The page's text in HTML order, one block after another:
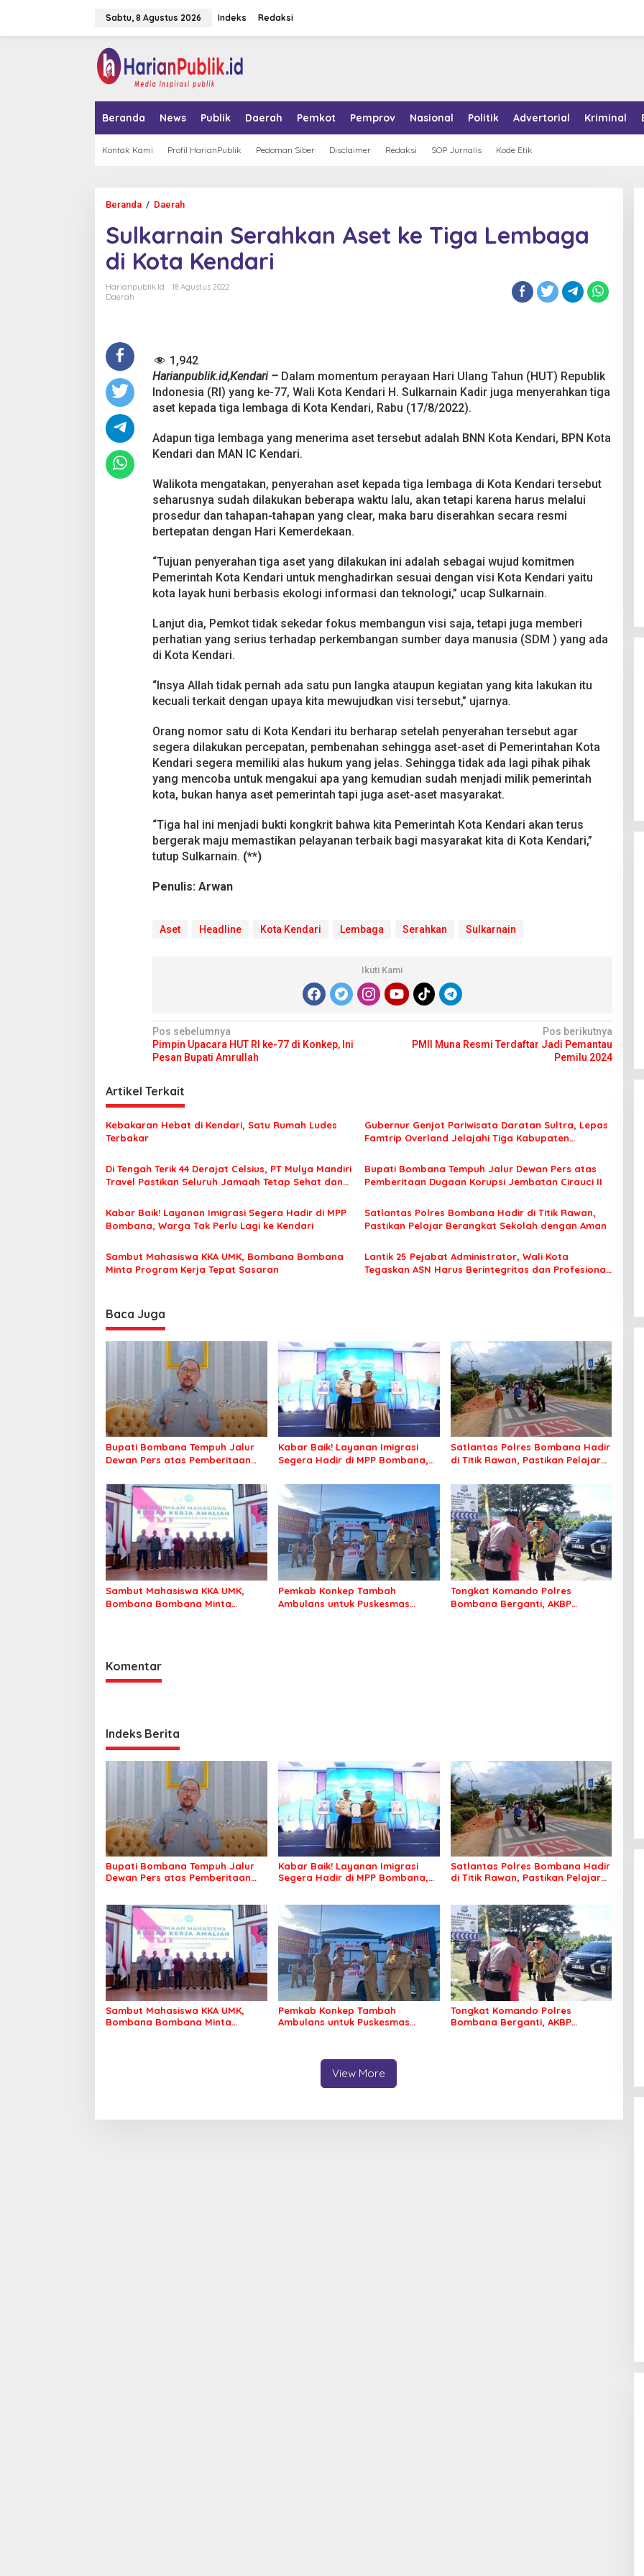
Sabtu, 8 Agustus 2026 Indeks Redaksi
Beranda News Publik Daerah Pemkot Pemprov Nasional Politik Advertorial Kriminal
Kontak Kami Profil HarianPublik Pedoman Siber Disclaimer Redaksi SOP Jurnalis Kode Etik
Beranda / Daerah
l
k
r
a
h
k
a
A
s
k
e
T
i
L
e
m
a
a
d
K
o
K
e
n
d
r
Sulkarnain Serahkan Aset ke Tiga Lembaga
di Kota Kendari
Harianpublik.id
18 Agustus 2022
Daerah
1,942
Harianpublik.id,Kendari – Dalam momentum perayaan Hari Ulang Tahun (HUT) Republik
Indonesia (RI) yang ke-77, Wali Kota Kendari H. Sulkarnain Kadir juga menyerahkan tiga
aset kepada tiga lembaga di Kota Kendari, Rabu (17/8/2022).
Adapun tiga lembaga yang menerima aset tersebut adalah BNN Kota Kendari, BPN Kota
Kendari dan MAN IC Kendari.
Walikota mengatakan, penyerahan aset kepada tiga lembaga di Kota Kendari tersebut
seharusnya sudah dilakukan beberapa waktu lalu, akan tetapi karena harus melalui
prosedur dan tahapan-tahapan yang clear, maka baru diserahkan secara resmi
bertepatan dengan Hari Kemerdekaan.
“Tujuan penyerahan tiga aset yang dilakukan ini adalah sebagai wujud komitmen
Pemerintah Kota Kendari untuk menghadirkan sesuai dengan visi Kota Kendari yaitu
kota layak huni berbasis ekologi informasi dan teknologi,” ucap Sulkarnain.
Lanjut dia, Pemkot tidak sekedar fokus membangun visi saja, tetapi juga memberi
perhatian yang serius terhadap perkembangan sumber daya manusia (SDM ) yang ada
di Kota Kendari.
“Insya Allah tidak pernah ada satu pun langka ataupun kegiatan yang kita lakukan itu
kecuali terkait dengan upaya kita mewujudkan visi tersebut,” ujarnya.
Orang nomor satu di Kota Kendari itu berharap setelah penyerahan tersebut agar
segera dilakukan percepatan, pembenahan sehingga aset-aset di Pemerintahan Kota
Kendari segera memiliki alas hukum yang jelas. Sehingga tidak ada lagi pihak pihak
yang mencoba untuk mengakui apa yang kemudian sudah menjadi milik pemerintah
kota, bukan hanya aset pemerintah tapi juga aset-aset masyarakat.
“Tiga hal ini menjadi bukti kongkrit bahwa kita Pemerintah Kota Kendari akan terus
bergerak maju memastikan pelayanan terbaik bagi masyarakat kita di Kota Kendari,”
tutup Sulkarnain. (**)
Penulis: Arwan
Aset Headline Kota Kendari Lembaga Serahkan Sulkarnain
Ikuti Kami
N
a
i
g
a
i
o
s
Pos sebelumnya
Pimpin Upacara HUT RI ke-77 di Konkep, Ini
Pesan Bupati Amrullah
Pos berikutnya
PMII Muna Resmi Terdaftar Jadi Pemantau
Pemilu 2024
Artikel Terkait
Kebakaran Hebat di Kendari, Satu Rumah Ludes
Terbakar
Gubernur Genjot Pariwisata Daratan Sultra, Lepas
Famtrip Overland Jelajahi Tiga Kabupaten
Di Tengah Terik 44 Derajat Celsius, PT Mulya Mandiri
Travel Pastikan Seluruh Jamaah Tetap Sehat dan
Bupati Bombana Tempuh Jalur Dewan Pers atas
Pemberitaan Dugaan Korupsi Jembatan Cirauci II
Kabar Baik! Layanan Imigrasi Segera Hadir di MPP
Bombana, Warga Tak Perlu Lagi ke Kendari
Satlantas Polres Bombana Hadir di Titik Rawan,
Pastikan Pelajar Berangkat Sekolah dengan Aman
Sambut Mahasiswa KKA UMK, Bombana Bombana
Minta Program Kerja Tepat Sasaran
Lantik 25 Pejabat Administrator, Wali Kota
Tegaskan ASN Harus Berintegritas dan Profesional
Baca Juga
Bupati Bombana Tempuh Jalur
Dewan Pers atas Pemberitaan
Cirauci II
Kabar Baik! Layanan Imigrasi
Segera Hadir di MPP Bombana,
Satlantas Polres Bombana Hadir
di Titik Rawan, Pastikan Pelajar
Sambut Mahasiswa KKA UMK,
Bombana Bombana Minta
Pemkab Konkep Tambah
Ambulans untuk Puskesmas
Tongkat Komando Polres
Bombana Berganti, AKBP
Komentar
Indeks Berita
Bupati Bombana Tempuh Jalur
Dewan Pers atas Pemberitaan
Kabar Baik! Layanan Imigrasi
Segera Hadir di MPP Bombana,
Satlantas Polres Bombana Hadir
di Titik Rawan, Pastikan Pelajar
Sambut Mahasiswa KKA UMK,
Bombana Bombana Minta
Pemkab Konkep Tambah
Ambulans untuk Puskesmas
Tongkat Komando Polres
Bombana Berganti, AKBP
View More
Pesta Pernikahan Berakhir
Mencekam, Mahasiswa Ditikam
Badik Usai Cekcok saat Pesta
Miras
Di Kriminal | 29 Juni 2026
Bongkar Mafia BBM Subsidi,
Ditreskrimsus Polda Sultra Sita
8.000 Liter BBM dan Ringkus 3
Tersangka
Di Kriminal, News | 20 Juni 2026